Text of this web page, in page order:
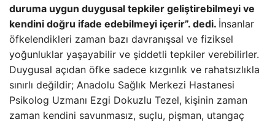
duruma uygun duygusal tepkiler geliştirebilmeyi ve
kendini doğru ifade edebilmeyi içerir”. dedi. İnsanlar
öfkelendikleri zaman bazı davranışsal ve fiziksel
yoğunluklar yaşayabilir ve şiddetli tepkiler verebilirler.
Duygusal açıdan öfke sadece kızgınlık ve rahatsızlıkla
sınırlı değildir; Anadolu Sağlık Merkezi Hastanesi
Psikolog Uzmanı Ezgi Dokuzlu Tezel, kişinin zaman
zaman kendini savunmasız, suçlu, pişman, utangaç